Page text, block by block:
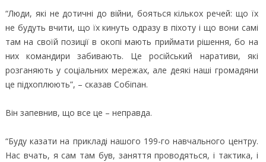
“Люди, які не дотичні до війни, бояться кількох речей: що їх
не будуть вчити, що їх кинуть одразу в піхоту і що вони самі
там на своїй позиції в окопі мають приймати рішення, бо на
них командири забивають. Це російський наративи, які
розганяють у соціальних мережах, але деякі наші громадяни
це підхоплюють”, – сказав Собіпан.
Він запевнив, що все це – неправда.
“Буду казати на прикладі нашого 199-го навчального центру.
Нас вчать, я сам там був, заняття проводяться, і тактика, і